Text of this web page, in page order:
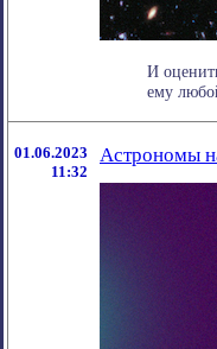
И
ему
01.06.2023
11:32
Астрономы